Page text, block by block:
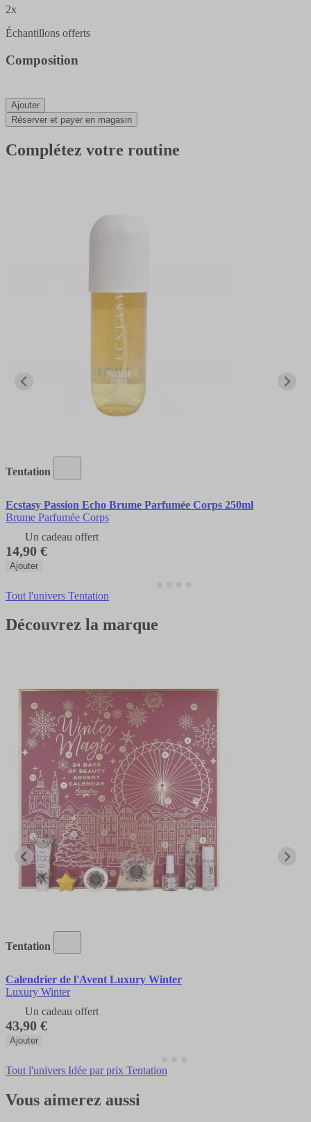
2x
Échantillons offerts
Composition
Ajouter
Réserver et payer en magasin
Complétez votre routine
Tentation
Ecstasy Passion Echo Brume Parfumée Corps 250ml
Brume Parfumée Corps
Un cadeau offert
14,90 €
Ajouter
Tout l'univers Tentation
Découvrez la marque
Tentation
Calendrier de l'Avent Luxury Winter
Luxury Winter
Un cadeau offert
43,90 €
Ajouter
Tout l'univers Idée par prix Tentation
Vous aimerez aussi